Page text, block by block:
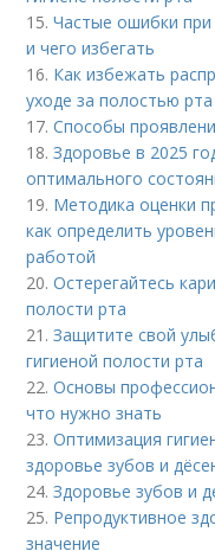
15.Частые ошибки при
и чего избегать
16. Как избежать
уходе за полостью рта
17.Способы
18.Здоровье в 2025
оптимального
19. Методика оценки
как определить
работой
20.Остерегайтесь
полости рта
21.Защитите свой
гигиеной полости рта
22.Основы
что нужно знать
23.Оптимизация
здоровье зубов и
24.Здоровье зубов и
25. Репродуктивное
значение